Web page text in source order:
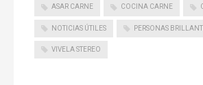
ASAR CARNE COCINA CARNE
NOTICIAS ÚTILES PERSONAS
VIVELA STEREO